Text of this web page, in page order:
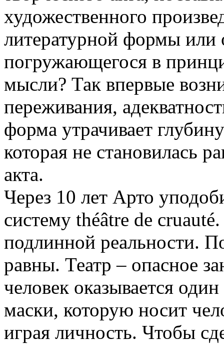
художественного
литературной формы или
погружающегося в
мысли? Так впервые
переживания,
форма утрачивает
которая не становилась
акта.
Через 10 лет Арто
систему théâtre de
подлинной реальности.
равны. Театр – опасное
человек оказывается
маски, которую носит
играя личность. Чтобы